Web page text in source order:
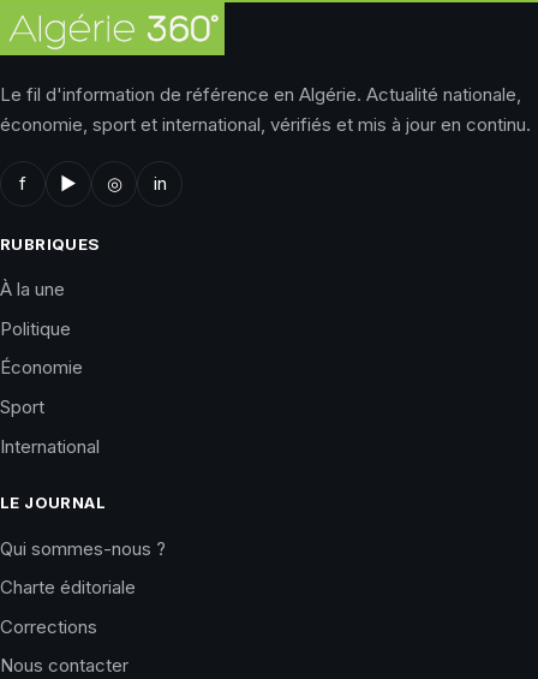
Le fil d'information de référence en Algérie. Actualité nationale,
économie, sport et international, vérifiés et mis à jour en continu.
f ▶ ◎ in
RUBRIQUES
À la une
Politique
Économie
Sport
International
LE JOURNAL
Qui sommes-nous ?
Charte éditoriale
Corrections
Nous contacter